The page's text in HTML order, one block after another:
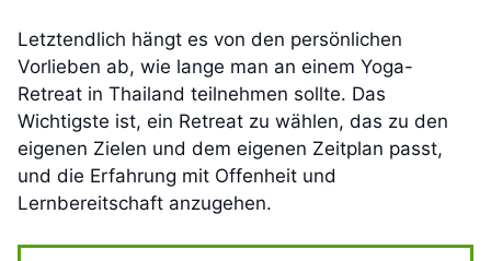
Letztendlich hängt es von den persönlichen
Vorlieben ab, wie lange man an einem Yoga-
Retreat in Thailand teilnehmen sollte. Das
Wichtigste ist, ein Retreat zu wählen, das zu den
eigenen Zielen und dem eigenen Zeitplan passt,
und die Erfahrung mit Offenheit und
Lernbereitschaft anzugehen.